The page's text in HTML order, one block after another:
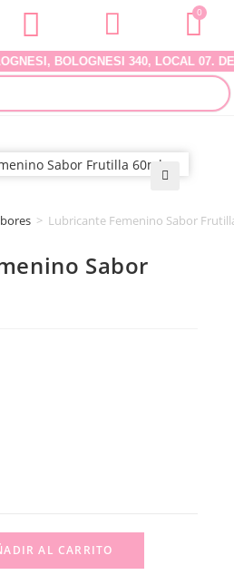
0
BOLOGNESI 340, LOCAL 07.
> Lubricante Femenino Sabor
Sabor
AL CARRITO